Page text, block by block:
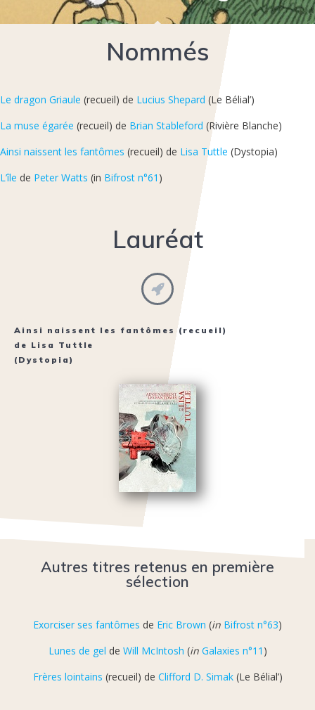
Nommés
Le dragon Griaule (recueil) de Lucius Shepard (Le Bélial’)
La muse égarée (recueil) de Brian Stableford (Rivière Blanche)
Ainsi naissent les fantômes (recueil) de Lisa Tuttle (Dystopia)
L’île de Peter Watts (in Bifrost n°61 )
Lauréat
Ainsi naissent les fantômes (recueil)
de Lisa Tuttle
(Dystopia)
Autres titres retenus en première
sélection
Exorciser ses fantômes de Eric Brown (in Bifrost n°63)
Lunes de gel de Will McIntosh (in Galaxies n°11 )
Frères lointains (recueil) de Clifford D. Simak(Le Bélial’)